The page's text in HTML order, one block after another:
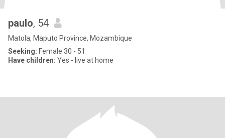
paulo, 54
Matola, Maputo Province, Mozambique
Seeking: Female 30 - 51
Have children: Yes - live at home